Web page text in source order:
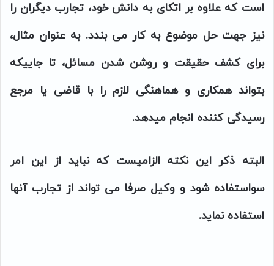
است که علاوه بر اتکای به دانش خود، تجارب دیگران را
نیز جهت حل موضوع به کار می بندد. به عنوان مثال،
برای کشف حقیقت و روشن شدن مسائل، تا جاییکه
بتواند همکاری و هماهنگی لازم را با قاضی یا مرجع
رسیدگی کننده انجام میدهد.
البته ذکر این نکته الزامیست که نباید از این امر
سواستفاده شود و وکیل صرفا می تواند از تجارب آنها
استفاده نماید.